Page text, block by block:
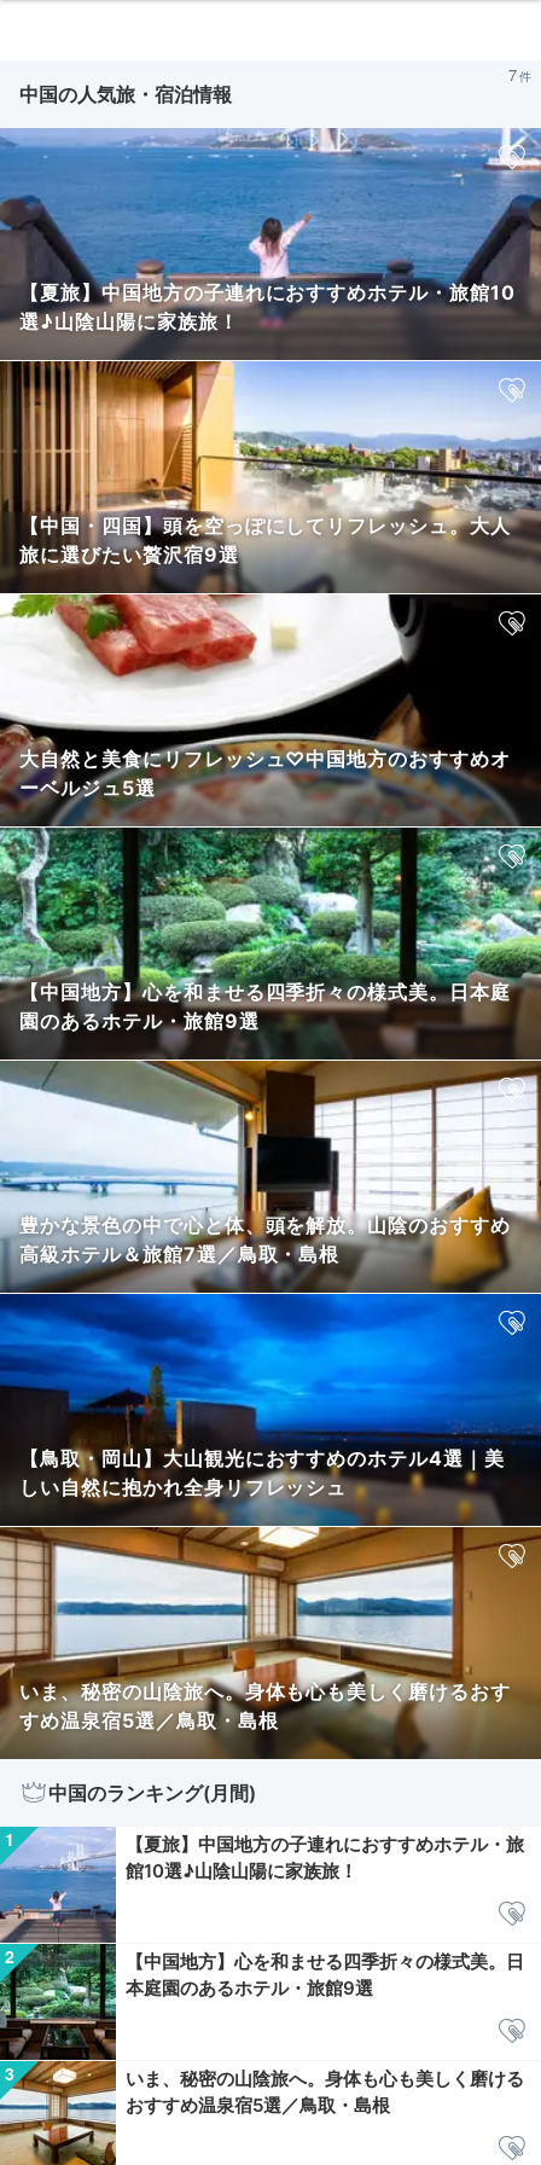
中国の人気旅・宿泊情報
7
【夏旅】中国地方の子連れにおすすめホテル・旅館10
選♪山陰山陽に家族旅！
【中国・四国】頭を空っぽにしてリフレッシュ。大人
旅に選びたい贅沢宿9選
大自然と美食にリフレッシュ♡中国地方のおすすめオ
ーベルジュ5選
【中国地方】心を和ませる四季折々の様式美。日本庭
園のあるホテル・旅館9選
豊かな景色の中で心と体、頭を解放。山陰のおすすめ
高級ホテル＆旅館7選／鳥取・島根
【鳥取・岡山】大山観光におすすめのホテル4選｜美
しい自然に抱かれ全身リフレッシュ
いま、秘密の山陰旅へ。身体も心も美しく磨けるおす
すめ温泉宿5選／鳥取・島根
中国のランキング(月間)
【夏旅】中国地方の子連れにおすすめホテル・旅
館10選♪山陰山陽に家族旅！
【中国地方】心を和ませる四季折々の様式美。日
本庭園のあるホテル・旅館9選
いま、秘密の山陰旅へ。身体も心も美しく磨ける
おすすめ温泉宿5選／鳥取・島根